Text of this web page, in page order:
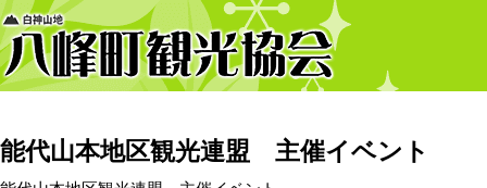
能代山本地区観光連盟 主催イベント